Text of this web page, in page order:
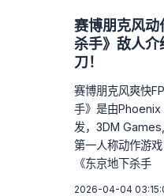
赛博朋克风动
杀手》敌人
刀！
赛博朋克风爽快
手》是由
发，3DM
第一人称动作游
《东京地下杀手
2026-04-04